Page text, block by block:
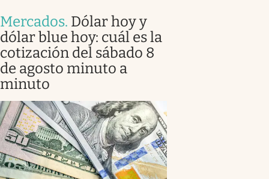
Mercados. Dólar hoy y
dólar blue hoy: cuál es la
cotización del sábado 8
de agosto minuto a
minuto